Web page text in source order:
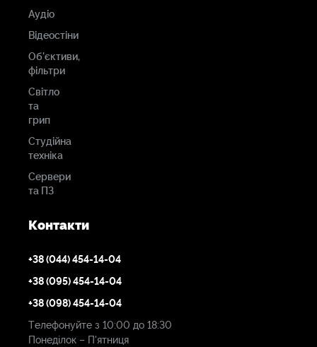
Аудіо
Відеостіни
Об'єктиви,
фільтри
Світло
та
грип
Студійна
техніка
Сервери
та ПЗ
Контакти
+38 (044) 454-14-04
+38 (095) 454-14-04
+38 (098) 454-14-04
Телефонуйте з 10:00 до 18:30
Понеділок – П'ятниця